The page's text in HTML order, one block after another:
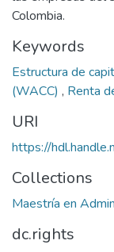
Colombia.
Keywords
Estructura de
(WACC) , Renta
URI
https://
Collections
Maestría en
dc.rights